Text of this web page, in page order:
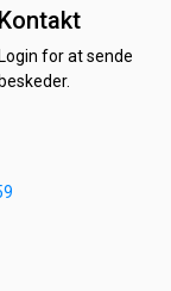
Kontakt
Login for at sende
beskeder.